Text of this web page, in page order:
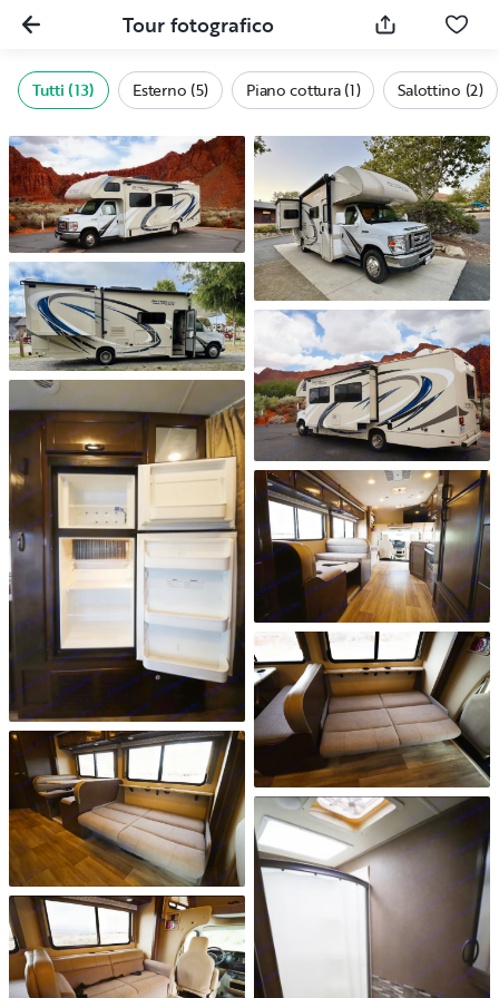
Tour fotografico
Tutti (13) Esterno (5) Piano cottura (1) Salottino (2)